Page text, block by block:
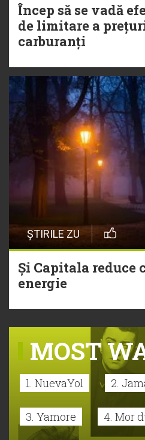
Încep să se vadă
de limitare a
carburanți
ȘTIRILE ZU
Și Capitala reduce
energie
MOST
1. NuevaYol 2.
3. Yamore 4. Mor